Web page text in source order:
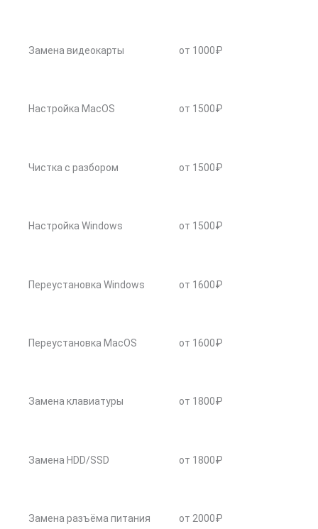
Замена видеокарты от 1000₽
Настройка MacOS от 1500₽
Чистка с разбором от 1500₽
Настройка Windows от 1500₽
Переустановка Windows от 1600₽
Переустановка MacOS от 1600₽
Замена клавиатуры от 1800₽
Замена HDD/SSD от 1800₽
Замена разъёма питания от 2000₽